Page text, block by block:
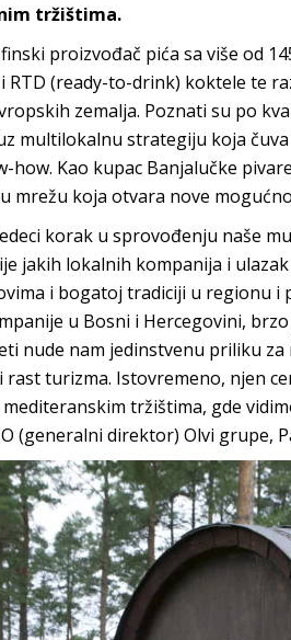
tržištima.
proizvođač pića sa više od
RTD (ready-to-drink) koktele te
zemalja. Poznati su po
multilokalnu strategiju koja
how. Kao kupac Banjalučke
mrežu koja otvara nove
korak u sprovođenju naše
jakih lokalnih kompanija i
i bogatoj tradiciji u regionu i
u Bosni i Hercegovini,
nude nam jedinstvenu priliku
rast turizma. Istovremeno, njen
tržištima, gde
(generalni direktor) Olvi grupe,